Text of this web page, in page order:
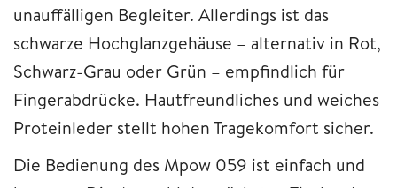
unauffälligen Begleiter. Allerdings ist das
schwarze Hochglanzgehäuse – alternativ in Rot,
Schwarz-Grau oder Grün – empfindlich für
Fingerabdrücke. Hautfreundliches und weiches
Proteinleder stellt hohen Tragekomfort sicher.
Die Bedienung des Mpow 059 ist einfach und